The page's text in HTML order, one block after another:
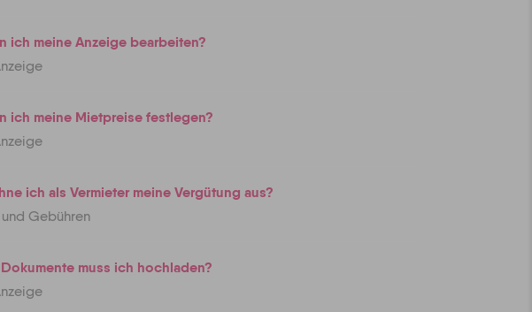
ich meine Anzeige bearbeiten?
ich meine Mietpreise festlegen?
ich als Vermieter meine Vergütung aus?
und Gebühren
muss ich hochladen?